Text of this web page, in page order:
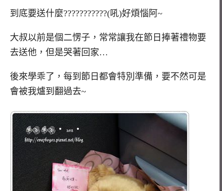
到底要送什麼???????????(吼)好煩惱阿~
大叔以前是個二愣子，常常讓我在節日捧著禮物要
去送他，但是哭著回家…
後來學乖了，每到節日都會特別準備，要不然可是
會被我爐到翻過去~